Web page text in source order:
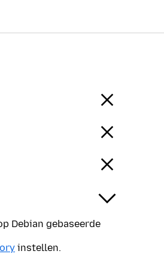
Debian gebaseerde
instellen.